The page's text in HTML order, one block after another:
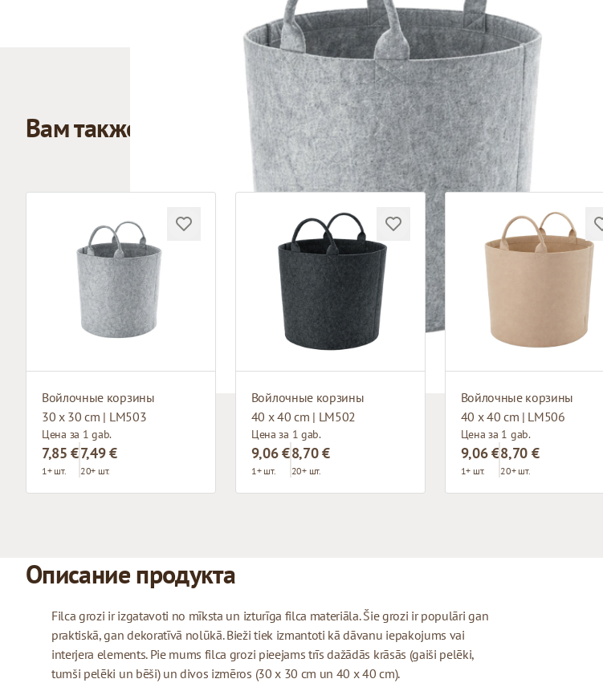
Вам также может понравиться
Войлочные корзины
30 x 30 cm | LM503
Цена за 1 gab.
7,85 €
1+ шт.
7,49 €
20+ шт.
Войлочные корзины
40 x 40 cm | LM502
Цена за 1 gab.
9,06 €
1+ шт.
8,70 €
20+ шт.
Войлочные корзины
40 x 40 cm | LM506
Цена за 1 gab.
9,06 €
1+ шт.
8,70 €
20+ шт.
Описание продукта
Filca grozi ir izgatavoti no mīksta un izturīga filca materiāla. Šie grozi ir populāri gan
praktiskā, gan dekoratīvā nolūkā. Bieži tiek izmantoti kā dāvanu iepakojums vai
interjera elements. Pie mums filca grozi pieejams trīs dažādās krāsās (gaiši pelēki,
tumši pelēki un bēši) un divos izmēros (30 x 30 cm un 40 x 40 cm).